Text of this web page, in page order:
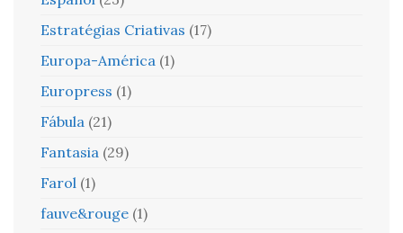
Estratégias Criativas (17)
Europa-América (1)
Europress (1)
Fábula (21)
Fantasia (29)
Farol (1)
fauve&rouge (1)